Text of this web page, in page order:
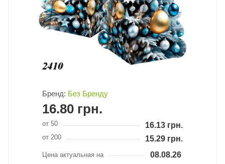
Бренд: Без Бренду
16.80 грн.
от 50 16.13 грн.
от 200 15.29 грн.
Цена актуальная на 08.08.26